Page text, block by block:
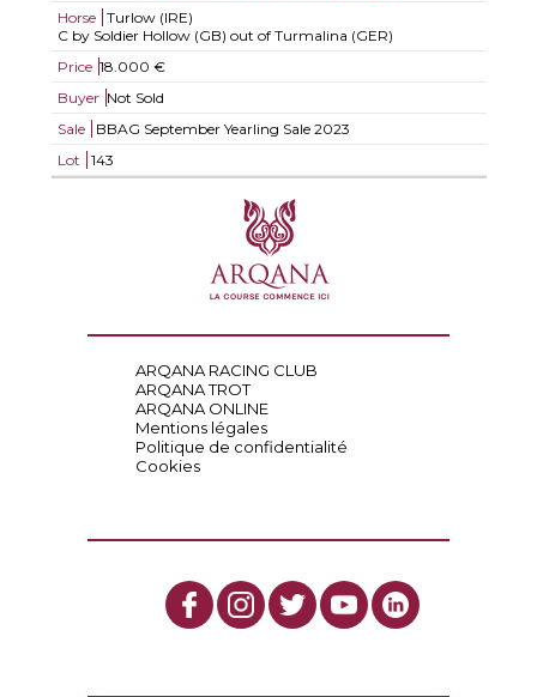
Horse
Turlow (IRE)
C by Soldier Hollow (GB) out of Turmalina (GER)
Price 18.000 €
Buyer Not Sold
Sale
BBAG September Yearling Sale 2023
Lot
143
ARQANA RACING CLUB
ARQANA TROT
ARQANA ONLINE
Mentions légales
Politique de confidentialité
Cookies